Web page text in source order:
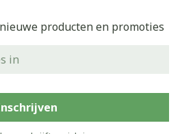
producten en promoties